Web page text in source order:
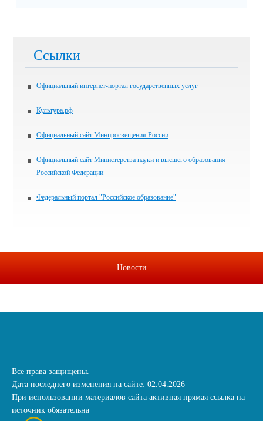
Ссылки
Официальный интернет-портал государственных услуг
Культура.рф
Официальный сайт Минпросвещения России
Официальный сайт Министерства науки и высшего образования
Российской Федерации
Федеральный портал "Российское образование"
Новости
Все права защищены.
Дата последнего изменения на сайте: 02.04.2026
При использовании материалов сайта активная прямая ссылка на
источник обязательна